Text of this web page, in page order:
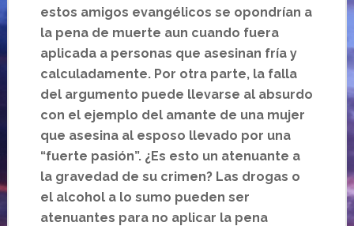
estos amigos evangélicos se opondrían a
la pena de muerte aun cuando fuera
aplicada a personas que asesinan fría y
calculadamente. Por otra parte, la falla
del argumento puede llevarse al absurdo
con el ejemplo del amante de una mujer
que asesina al esposo llevado por una
“fuerte pasión”. ¿Es esto un atenuante a
la gravedad de su crimen? Las drogas o
el alcohol a lo sumo pueden ser
atenuantes para no aplicar la pena